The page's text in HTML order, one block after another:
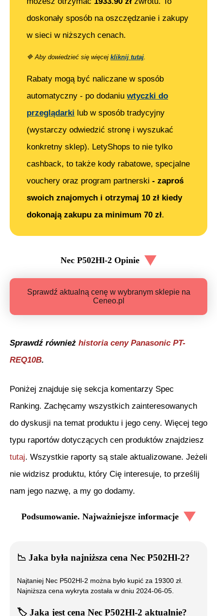
doskonały sposób na oszczędzanie i zakupy
w sieci w niższych cenach.
🔷 Aby dowiedzieć się więcej kliknij tutaj.
Rabaty mogą być naliczane w sposób
automatyczny - po dodaniu wtyczki do
przeglądarki lub w sposób tradycyjny
(wystarczy odwiedzić stronę i wyszukać
konkretny sklep). LetyShops to nie tylko
cashback, to także kody rabatowe, specjalne
vouchery oraz program partnerski - zaproś
swoich znajomych i otrzymaj 10 zł kiedy
dokonają zakupu za minimum 70 zł.
Nec P502Hl-2 Opinie
Sprawdź aktualną cenę w wybranym sklepie na
Ceneo.pl
Sprawdź również historia ceny Panasonic PT-
REQ10B.
Poniżej znajduje się sekcja komentarzy Spec
Ranking. Zachęcamy wszystkich zainteresowanych
do dyskusji na temat produktu i jego ceny. Więcej tego
typu raportów dotyczących cen produktów znajdziesz
tutaj. Wszystkie raporty są stale aktualizowane. Jeżeli
nie widzisz produktu, który Cię interesuje, to prześlij
nam jego nazwę, a my go dodamy.
Podsumowanie. Najważniejsze informacje
📉 Jaka była najniższa cena Nec P502Hl-2?
Najtaniej Nec P502Hl-2 można było kupić za 19300 zł.
Najniższa cena wykryta została w dniu 2024-06-05
🏷️ Jaka jest cena Nec P502Hl-2 aktualnie?